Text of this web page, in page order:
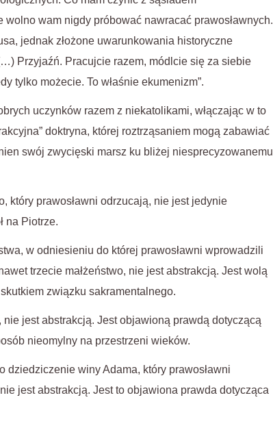
wam nigdy próbować nawracać prawosławnych.
jednak złożone uwarunkowania historyczne
Przyjaźń. Pracujcie razem, módlcie się za siebie
tylko możecie. To właśnie ekumenizm”.
uczynków razem z niekatolikami, włączając w to
doktryna, której roztrząsaniem mogą zabawiać
swój zwycięski marsz ku bliżej niesprecyzowanemu
który prawosławni odrzucają, nie jest jedynie
na Piotrze.
w odniesieniu do której prawosławni wprowadzili
trzecie małżeństwo, nie jest abstrakcją. Jest wolą
związku sakramentalnego.
jest abstrakcją. Jest objawioną prawdą dotyczącą
nieomylny na przestrzeni wieków.
dziedziczenie winy Adama, który prawosławni
jest abstrakcją. Jest to objawiona prawda dotycząca